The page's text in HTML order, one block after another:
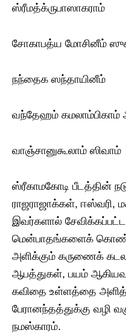
ஸ்ரீமத்க்ருபாஸாகராம்
சோகாபத்ய மோசினீம்
நந்தைக ஸந்தாயினீம்
வந்தேஹம் கமலாம்பிகாம்
வாஞ்சானுகூலாம் ஸிவாம்
ஸ்ரீகாமகோடி பீடத்தின்
ராஜராஜாக்கள், ஈஸ்வரி,
இவர்களால்
மென்பாதங்களைக்
அளிக்கும் கருணைக்
ஆபத்துகள், பயம்
கவிதை உள்ளத்தை
பேரானந்தத்துக்கு வழி
நமஸ்காரம்.